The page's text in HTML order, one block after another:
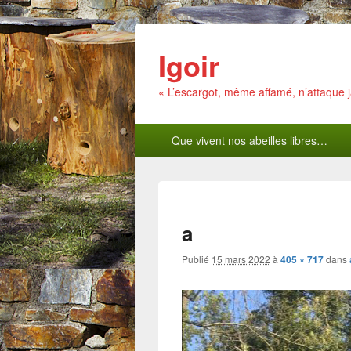
Igoir
« L’escargot, même affamé,
Menu
principalQue vivent nos abeilles libres…
a
Publié 15 mars 2022 à 405 × 717dans